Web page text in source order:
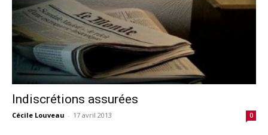
Indiscrétions assurées
Cécile Louveau - 17 avril 2013 0